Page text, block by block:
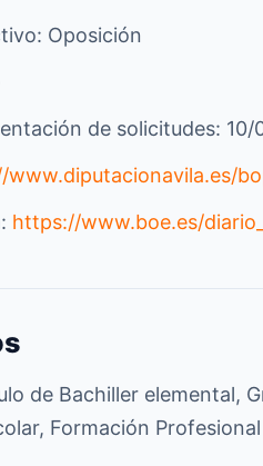
Oposición
de solicitudes: 10/
www.diputacionavila.es/
https://www.boe.es/
de Bachiller elemental,
Formación